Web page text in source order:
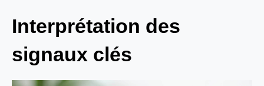
Interprétation des
signaux clés